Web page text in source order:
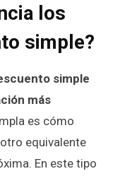
los
simple?
simple
más
es cómo
equivalente
En este tipo